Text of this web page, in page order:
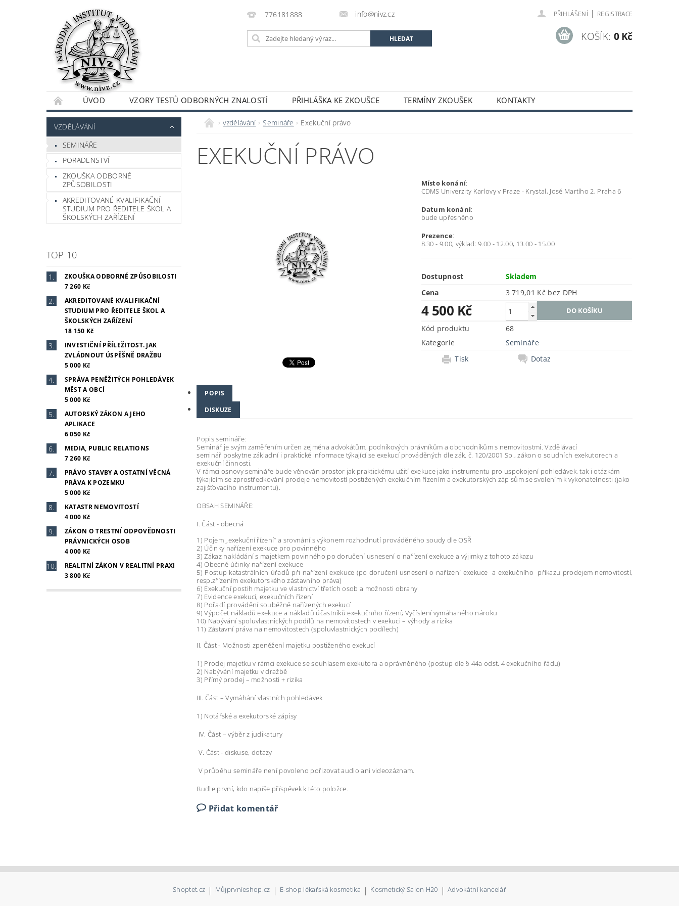
776181888 info@nivz.cz PŘIHLÁŠENÍ | REGISTRACE
KOŠÍK: 0 Kč
ÚVOD VZORY TESTŮ ODBORNÝCH ZNALOSTÍ PŘIHLÁŠKA KE ZKOUŠCE TERMÍNY ZKOUŠEK KONTAKTY
VZDĚLÁVÁNÍ
SEMINÁŘE
PORADENSTVÍ
ZKOUŠKA ODBORNÉ
ZPŮSOBILOSTI
AKREDITOVANÉ KVALIFIKAČNÍ
STUDIUM PRO ŘEDITELE ŠKOL A
ŠKOLSKÝCH ZAŘÍZENÍ
TOP 10
ZKOUŠKA ODBORNÉ ZPŮSOBILOSTI
7 260 Kč
AKREDITOVANÉ KVALIFIKAČNÍ
STUDIUM PRO ŘEDITELE ŠKOL A
ŠKOLSKÝCH ZAŘÍZENÍ
18 150 Kč
INVESTIČNÍ PŘÍLEŽITOST. JAK
ZVLÁDNOUT ÚSPĚŠNĚ DRAŽBU
5 000 Kč
SPRÁVA PENĚŽITÝCH POHLEDÁVEK
MĚST A OBCÍ
5 000 Kč
AUTORSKÝ ZÁKON A JEHO
APLIKACE
6 050 Kč
MEDIA, PUBLIC RELATIONS
7 260 Kč
PRÁVO STAVBY A OSTATNÍ VĚCNÁ
PRÁVA K POZEMKU
5 000 Kč
KATASTR NEMOVITOSTÍ
4 000 Kč
ZÁKON O TRESTNÍ ODPOVĚDNOSTI
PRÁVNICKÝCH OSOB
4 000 Kč
REALITNÍ ZÁKON V REALITNÍ PRAXI
3 800 Kč
vzdělávání Semináře Exekuční právo
EXEKUČNÍ PRÁVO
Místo konání:
CDMS Univerzity Karlovy v Praze - Krystal, José Martího 2, Praha 6
Datum konání:
bude upřesněno
Prezence:
8.30 - 9.00; výklad: 9.00 - 12.00, 13.00 - 15.00
Dostupnost
Skladem
Cena
3 719,01 Kč bez DPH
4 500 Kč
Kód produktu
68
Kategorie
Semináře
Tisk
Dotaz
POPIS
DISKUZE
Popis semináře:
Seminář je svým zaměřením určen zejména advokátům, podnikových právníkům a obchodníkům s nemovitostmi. Vzdělávací
seminář poskytne základní i praktické informace týkající se exekucí prováděných dle zák. č. 120/2001 Sb., zákon o soudních exekutorech a
exekuční činnosti.
V rámci osnovy semináře bude věnován prostor jak praktickému užití exekuce jako instrumentu pro uspokojení pohledávek, tak i otázkám
týkajícím se zprostředkování prodeje nemovitostí postižených exekučním řízením a exekutorských zápisům se svolením k vykonatelnosti (jako
zajišťovacího instrumentu).
OBSAH SEMINÁŘE:
I. Část - obecná
1) Pojem „exekuční řízení“ a srovnání s výkonem rozhodnutí prováděného soudy dle OSŘ
2) Účinky nařízení exekuce pro povinného
3) Zákaz nakládání s majetkem povinného po doručení usnesení o nařízení exekuce a výjimky z tohoto zákazu
4) Obecné účinky nařízení exekuce
5) Postup katastrálních úřadů při nařízení exekuce (po doručení usnesení o nařízení exekuce a exekučního příkazu prodejem nemovitostí,
resp.zřízením exekutorského zástavního práva)
6) Exekuční postih majetku ve vlastnictví třetích osob a možnosti obrany
7) Evidence exekucí, exekučních řízení
8) Pořadí provádění souběžně nařízených exekucí
9) Výpočet nákladů exekuce a nákladů účastníků exekučního řízení; Vyčíslení vymáhaného nároku
10) Nabývání spoluvlastnických podílů na nemovitostech v exekuci – výhody a rizika
11) Zástavní práva na nemovitostech (spoluvlastnických podílech)
II. Část - Možnosti zpeněžení majetku postiženého exekucí
1) Prodej majetku v rámci exekuce se souhlasem exekutora a oprávněného (postup dle § 44a odst. 4 exekučního řádu)
2) Nabývání majetku v dražbě
3) Přímý prodej – možnosti + rizika
III. Část – Vymáhání vlastních pohledávek
1) Notářské a exekutorské zápisy
IV. Část – výběr z judikatury
V. Část - diskuse, dotazy
V průběhu semináře není povoleno pořizovat audio ani videozáznam.
Buďte první, kdo napíše příspěvek k této položce.
Přidat komentář
Shoptet.cz | Můjprvníeshop.cz | E-shop lékařská kosmetika | Kosmetický Salon H20 | Advokátní kancelář